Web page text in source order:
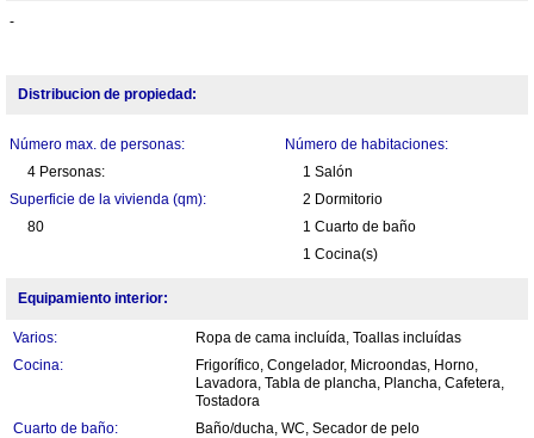
-
Distribucion de propiedad:
Número max. de personas:
4 Personas:
Superficie de la vivienda (qm):
80
Número de habitaciones:
1 Salón
2 Dormitorio
1 Cuarto de baño
1 Cocina(s)
Equipamiento interior:
Varios:
Ropa de cama incluída, Toallas incluídas
Cocina:
Frigorífico, Congelador, Microondas, Horno,
Lavadora, Tabla de plancha, Plancha, Cafetera,
Tostadora
Cuarto de baño:
Baño/ducha, WC, Secador de pelo